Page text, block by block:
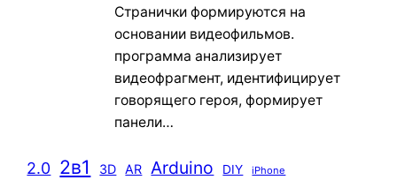
Странички формируются на
основании видеофильмов.
программа анализирует
видеофрагмент, идентифицирует
говорящего героя, формирует
панели…
2.0 2в1 3D AR Arduino DIY iPhone